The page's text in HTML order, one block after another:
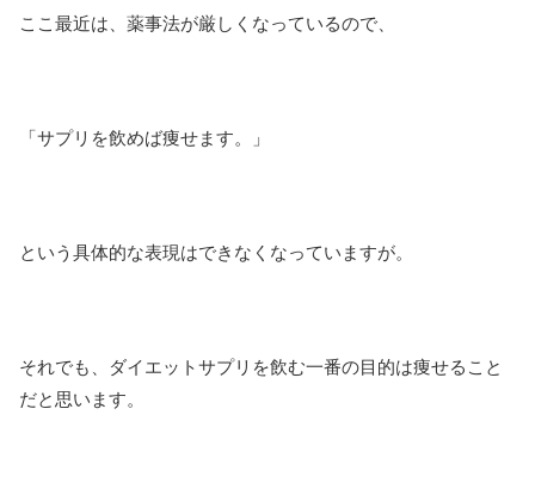
ここ最近は、薬事法が厳しくなっているので、
「サプリを飲めば痩せます。」
という具体的な表現はできなくなっていますが。
それでも、ダイエットサプリを飲む一番の目的は痩せること
だと思います。